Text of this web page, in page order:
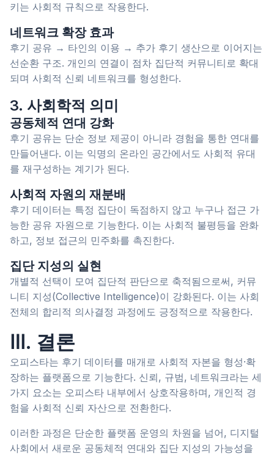
키는 사회적 규칙으로 작용한다.
네트워크 확장 효과
후기 공유 → 타인의 이용 → 추가 후기 생산으로 이어지는
선순환 구조. 개인의 연결이 점차 집단적 커뮤니티로 확대
되며 사회적 신뢰 네트워크를 형성한다.
3. 사회학적 의미
공동체적 연대 강화
후기 공유는 단순 정보 제공이 아니라 경험을 통한 연대를
만들어낸다. 이는 익명의 온라인 공간에서도 사회적 유대
를 재구성하는 계기가 된다.
사회적 자원의 재분배
후기 데이터는 특정 집단이 독점하지 않고 누구나 접근 가
능한 공유 자원으로 기능한다. 이는 사회적 불평등을 완화
하고, 정보 접근의 민주화를 촉진한다.
집단 지성의 실현
개별적 선택이 모여 집단적 판단으로 축적됨으로써, 커뮤
니티 지성(Collective Intelligence)이 강화된다. 이는 사회
전체의 합리적 의사결정 과정에도 긍정적으로 작용한다.
Ⅲ. 결론
오피스타는 후기 데이터를 매개로 사회적 자본을 형성·확
장하는 플랫폼으로 기능한다. 신뢰, 규범, 네트워크라는 세
가지 요소는 오피스타 내부에서 상호작용하며, 개인적 경
험을 사회적 신뢰 자산으로 전환한다.
이러한 과정은 단순한 플랫폼 운영의 차원을 넘어, 디지털
사회에서 새로운 공동체적 연대와 집단 지성의 가능성을